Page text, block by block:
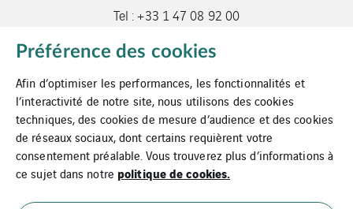
Tel : +33 1 47 08 92 00
Mentions légales
Préférence des cookies
Afin d’optimiser les performances, les fonctionnalités et
l’interactivité de notre site, nous utilisons des cookies
techniques, des cookies de mesure d’audience et des cookies
de réseaux sociaux, dont certains requièrent votre
consentement préalable. Vous trouverez plus d’informations à
ce sujet dans notre politique de cookies.